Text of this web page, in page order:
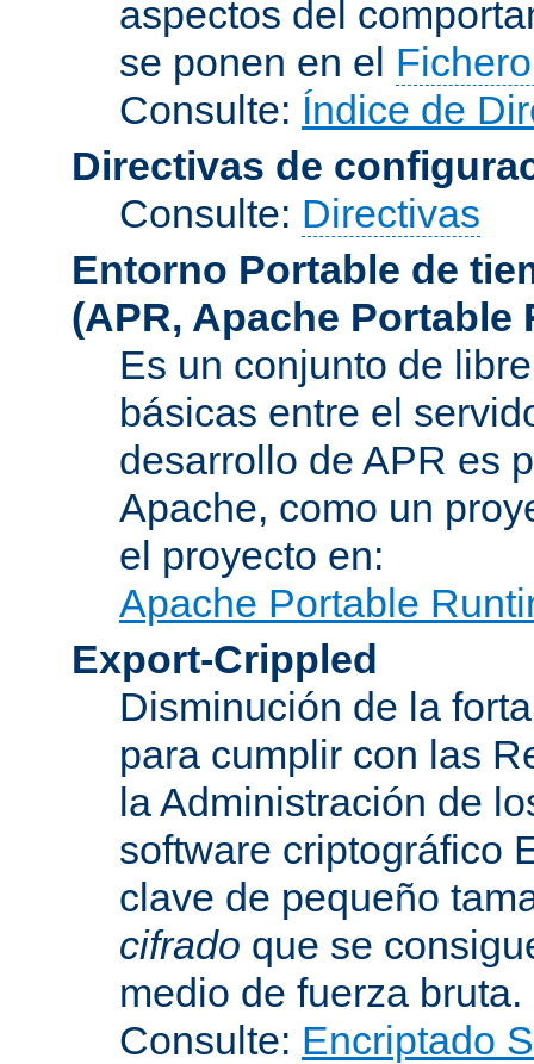
aspectos del
se ponen en el
Consulte: Índice de
Directivas de
Consulte: Directivas
Entorno Portable de
(APR, Apache Portable
Es un conjunto de
básicas entre el
desarrollo de APR es
Apache, como un
el proyecto en:
Apache Portable
Export-Crippled
Disminución de la
para cumplir con las
la Administración de
software criptográfico
clave de pequeño
cifrado que se
medio de fuerza bruta.
Consulte: Encriptado